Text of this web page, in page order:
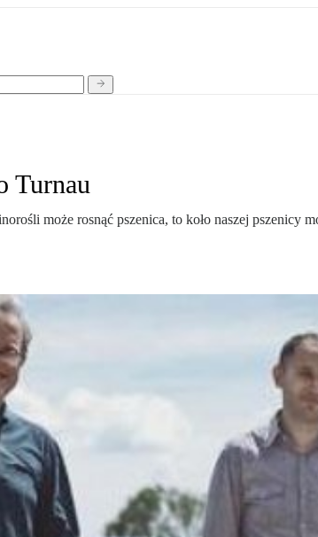
Turnau
może rosnąć pszenica, to koło naszej pszenicy